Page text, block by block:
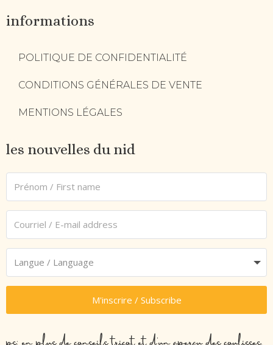
informations
POLITIQUE DE CONFIDENTIALITÉ
CONDITIONS GÉNÉRALES DE VENTE
MENTIONS LÉGALES
les nouvelles du nid
M'inscrire / Subscribe